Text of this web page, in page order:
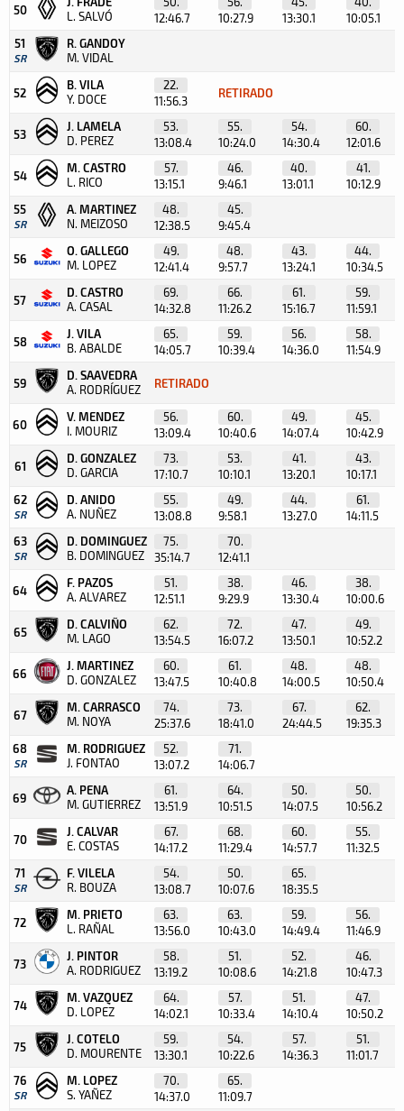
50 L. SALVÓ
12:46.7
10:27.9
13:30.1
10:05.1
51
SR
R. GANDOY
M. VIDAL
52
B. VILA
Y. DOCE
22.
11:56.3
RETIRADO
53
J. LAMELA
D. PEREZ
53.
13:08.4
55.
10:24.0
54.
14:30.4
60.
12:01.6
54
M. CASTRO
L. RICO
57.
13:15.1
46.
9:46.1
40.
13:01.1
41.
10:12.9
55
SR
A. MARTINEZ
N. MEIZOSO
48.
12:38.5
45.
9:45.4
56
O. GALLEGO
M. LOPEZ
49.
12:41.4
48.
9:57.7
43.
13:24.1
44.
10:34.5
57
D. CASTRO
A. CASAL
69.
14:32.8
66.
11:26.2
61.
15:16.7
59.
11:59.1
58
J. VILA
B. ABALDE
65.
14:05.7
59.
10:39.4
56.
14:36.0
58.
11:54.9
59
D. SAAVEDRA
A. RODRÍGUEZ RETIRADO
60
V. MENDEZ
I. MOURIZ
56.
13:09.4
60.
10:40.6
49.
14:07.4
45.
10:42.9
61
D. GONZALEZ
D. GARCIA
73.
17:10.7
53.
10:10.1
41.
13:20.1
43.
10:17.1
62
SR
D. ANIDO
A. NUÑEZ
55.
13:08.8
49.
9:58.1
44.
13:27.0
61.
14:11.5
63
SR
D. DOMINGUEZ
B. DOMINGUEZ
75.
35:14.7
70.
12:41.1
64
F. PAZOS
A. ALVAREZ
51.
12:51.1
38.
9:29.9
46.
13:30.4
38.
10:00.6
65
D. CALVIÑO
M. LAGO
62.
13:54.5
72.
16:07.2
47.
13:50.1
49.
10:52.2
66
J. MARTINEZ
D. GONZALEZ
60.
13:47.5
61.
10:40.8
48.
14:00.5
48.
10:50.4
67
M. CARRASCO
M. NOYA
74.
25:37.6
73.
18:41.0
67.
24:44.5
62.
19:35.3
68
SR
M. RODRIGUEZ
J. FONTAO
52.
13:07.2
71.
14:06.7
69
A. PENA
M. GUTIERREZ
61.
13:51.9
64.
10:51.5
50.
14:07.5
50.
10:56.2
70
J. CALVAR
E. COSTAS
67.
14:17.2
68.
11:29.4
60.
14:57.7
55.
11:32.5
71
SR
F. VILELA
R. BOUZA
54.
13:08.7
50.
10:07.6
65.
18:35.5
72
M. PRIETO
L. RAÑAL
63.
13:56.0
63.
10:43.0
59.
14:49.4
56.
11:46.9
73
J. PINTOR
A. RODRIGUEZ
58.
13:19.2
51.
10:08.6
52.
14:21.8
46.
10:47.3
74
M. VAZQUEZ
D. LOPEZ
64.
14:02.1
57.
10:33.4
51.
14:10.4
47.
10:50.2
75
J. COTELO
D. MOURENTE
59.
13:30.1
54.
10:22.6
57.
14:36.3
51.
11:01.7
76
SR
M. LOPEZ
S. YAÑEZ
70.
14:37.0
65.
11:09.7